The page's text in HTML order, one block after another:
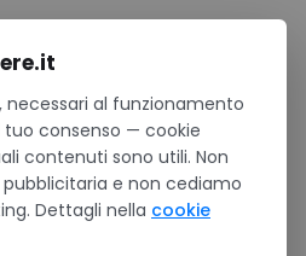
Apps: quale scegliere per
necessari al funzionamento
consenso — cookie
contenuti sono utili. Non
e non cediamo
Dettagli nella cookie